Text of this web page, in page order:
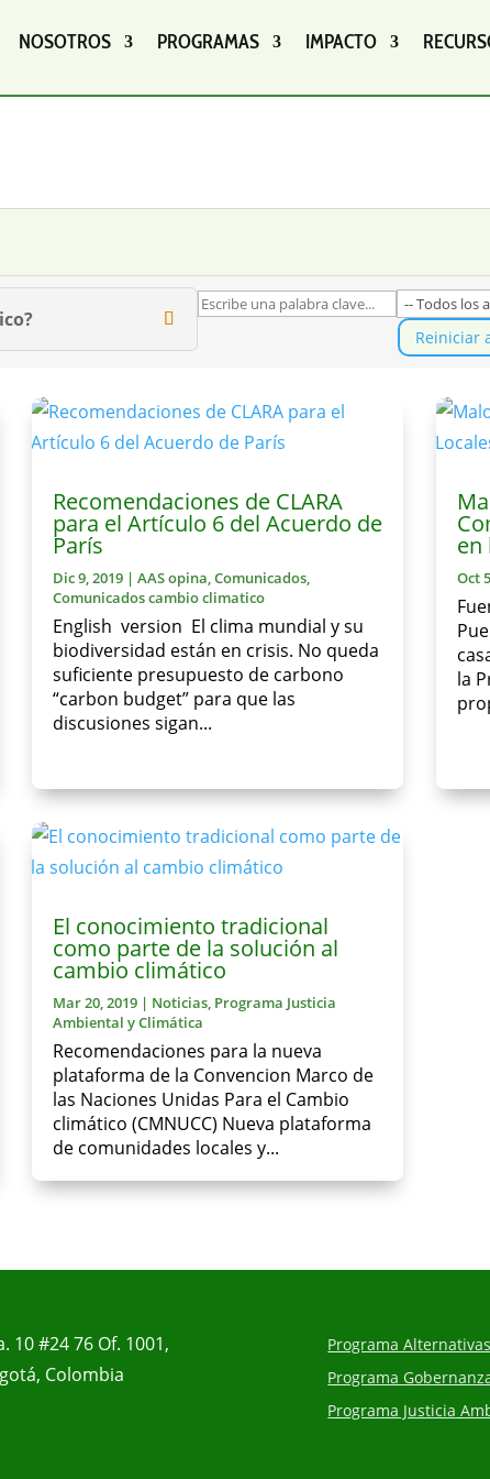
NOSOTROS PROGRAMAS IMPACTO
Reiniciar
Recomendaciones de CLARA
para el Artículo 6 del Acuerdo de
París
Dic 9, 2019| AAS opina,Comunicados,
Comunicados cambio climatico
English version El clima mundial y su
biodiversidad están en crisis. No queda
suficiente presupuesto de carbono
“carbon budget” para que las
discusiones sigan...
en
Oct
la
El conocimiento tradicional
como parte de la solución al
cambio climático
Mar 20, 2019| Noticias, Programa Justicia
Ambiental y Climática
Recomendaciones para la nueva
plataforma de la Convencion Marco de
las Naciones Unidas Para el Cambio
climático (CMNUCC) Nueva plataforma
de comunidades locales y...
10 #24 76 Of. 1001,
Colombia
Programa
Programa
Programa Justicia